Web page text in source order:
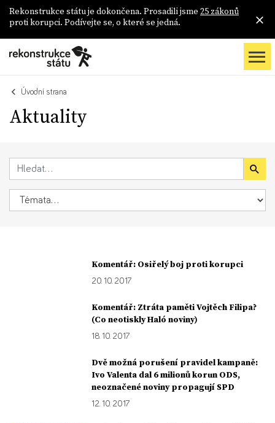
Rekonstrukce státu je dokončena. Prosadili jsme 25 zákonů
proti korupci. Podívejte se, o které se jedná.
Úvodní strana
Aktuality
Komentář: Osiřelý boj proti korupci
20. 10. 2017
Komentář: Ztráta paměti Vojtěch Filipa?
(Co neotiskly Haló noviny)
18. 10. 2017
Dvě možná porušení pravidel kampaně:
Ivo Valenta dal 6 milionů korun ODS,
neoznačené noviny propagují SPD
12. 10. 2017